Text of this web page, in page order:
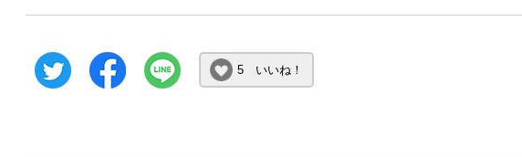
5 いいね！